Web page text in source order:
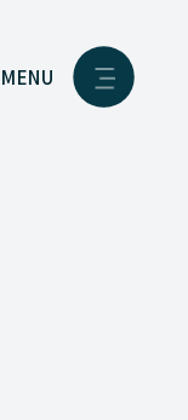
MENU